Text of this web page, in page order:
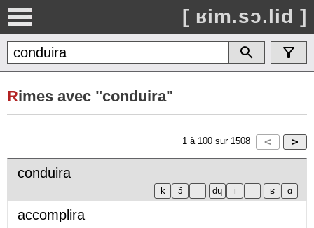
[ ʁim.sɔ.lid ]
Rimes avec "conduira"
1 à 100 sur 1508
conduira
accomplira